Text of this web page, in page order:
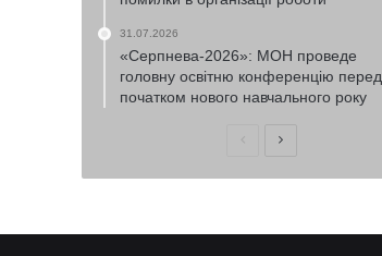
31.07.2026
«Серпнева-2026»: МОН проведе
головну освітню конференцію перед
початком нового навчального року
ПопередняНаступна